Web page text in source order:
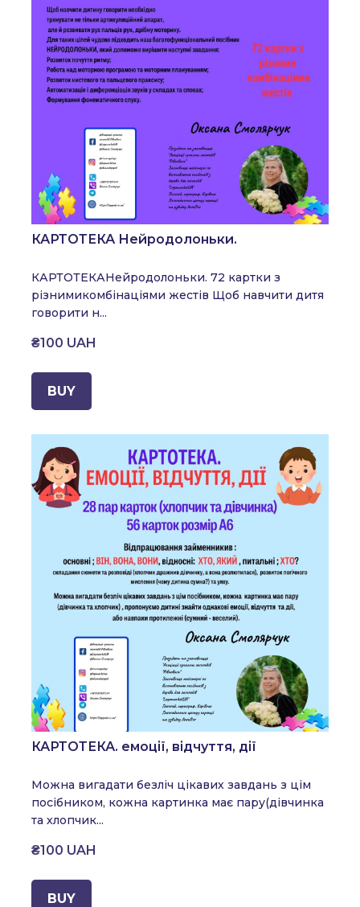
КАРТОТЕКА Нейродолоньки.
КАРТОТЕКАНейродолоньки. 72 картки з
різнимикомбінаціями жестів Щоб навчити дитя
говорити н...
₴100 UAH
BUY
КАРТОТЕКА. емоції, відчуття, дії
Можна вигадати безліч цікавих завдань з цім
посібником, кожна картинка має пару(дівчинка
та хлопчик...
₴100 UAH
BUY